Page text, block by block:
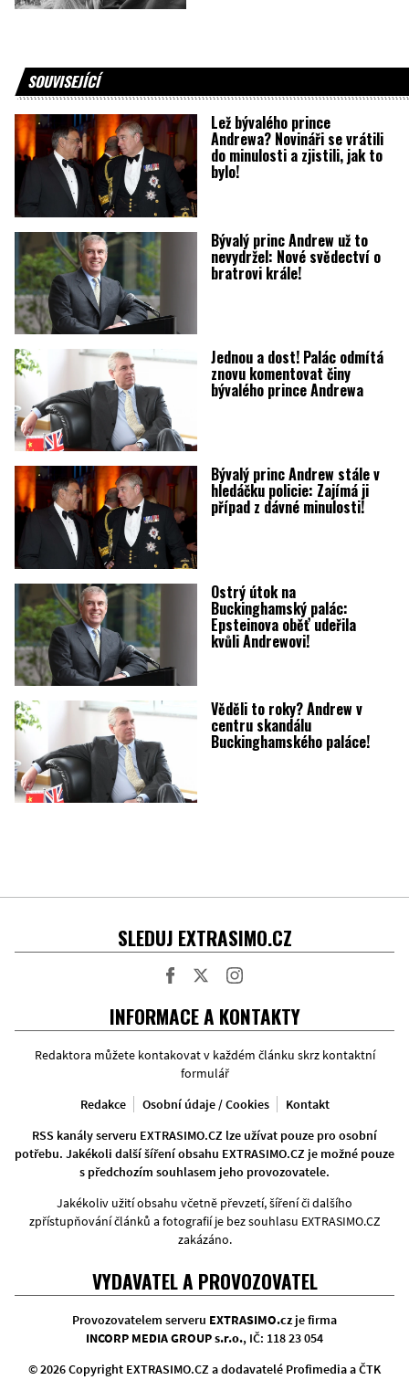
SOUVISEJÍCÍ
Lež bývalého prince
Andrewa? Novináři se vrátili
do minulosti a zjistili, jak to
bylo!
Bývalý princ Andrew už to
nevydržel: Nové svědectví o
bratrovi krále!
Jednou a dost! Palác odmítá
znovu komentovat činy
bývalého prince Andrewa
Bývalý princ Andrew stále v
hledáčku policie: Zajímá ji
případ z dávné minulosti!
Ostrý útok na
Buckinghamský palác:
Epsteinova oběť udeřila
kvůli Andrewovi!
Věděli to roky? Andrew v
centru skandálu
Buckinghamského paláce!
SLEDUJ EXTRASIMO.CZ
INFORMACE A KONTAKTY
Redaktora můžete kontakovat v každém článku skrz kontaktní
formulář
Redakce
Osobní údaje / Cookies
Kontakt
RSS kanály serveru EXTRASIMO.CZ lze užívat pouze pro osobní
potřebu. Jakékoli další šíření obsahu EXTRASIMO.CZ je možné pouze
s předchozím souhlasem jeho provozovatele.
Jakékoliv užití obsahu včetně převzetí, šíření či dalšího
zpřístupňování článků a fotografií je bez souhlasu EXTRASIMO.CZ
zakázáno.
VYDAVATEL A PROVOZOVATEL
Provozovatelem serveru EXTRASIMO.czje firma
INCORP MEDIA GROUP s.r.o., IČ: 118 23 054
© 2026 Copyright EXTRASIMO.CZ a dodavatelé Profimedia a ČTK